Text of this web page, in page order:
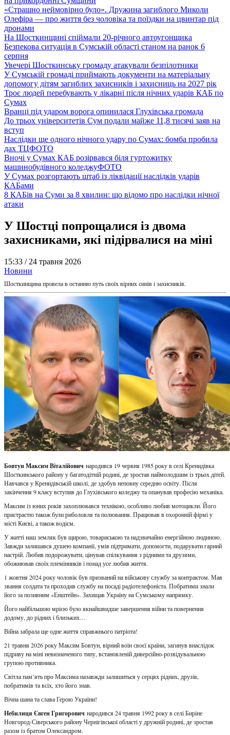
«Страшно неймовірно було». Дружина загиблого Миколи
Олефіра — про життя без чоловіка та поїздки на цвинтар під
дронами
На Шосткинщині спіймали 20-річного автоугонщика
Безпекова ситуація в Сумській області станом на ранок 6
серпня
Увечері Шосткинську громаду атакували безпілотники
У Сумській громаді приймають документи на матеріальну
допомогу дітям загиблих захисників і захисниць на 2027 рік
Троє людей перебувають у лікарні після нічних ударів КАБ по
Сумах
Вранці під ударом ворога опинилася Глухівська громада
До трьох університетів Сум подали майже 11,8 тисячі заяв на
вступ
Наслідки ще одного нічного удару по Сумах: бомба пробила
дах ТЦФОТО
Вночі у Сумах КАБ розірвався біля гуртожитку
машинобудівного коледжуФОТО
У Сумах розгортають штаб із ліквідації наслідків ударів
КАБами
8 КАБів на Суми за 8 хвилин: що відомо про наслідки нічної
атаки
У Шостці попрощалися із двома
захисниками, які підірвалися на міні
15:33 / 24 травня 2026
Новини
Шосткинщина провела в останню путь своїх вірних синів і захисників.
Бовтун Максим Віталійович народився 19 червня 1985 року в селі Кренидівка
Шосткинського району у багатодітній родині, де зростав наймолодшим із трьох дітей.
Навчався у Кренидівській школі, де здобув неповну середню освіту. Після
закінчення 9 класу вступив до Глухівського коледжу та опанував професію механіка.
Максим із юних років захоплювався технікою, особливо любив мотоцикли. Його
пристрастю також були риболовля та полювання. Працював в охоронній фірмі у
місті Києві, а також водієм.
У житті наш земляк був щирою, товариською та надзвичайно енергійною людиною.
Завжди залишався душею компанії, умів підтримати, допомогти, подарувати гарний
настрій. Любив подорожувати, цінував спілкування з рідними та друзями,
обожнював своїх племінників і понад усе любив життя.
1 жовтня 2024 року чоловік був призваний на військову службу за контрактом. Мав
звання солдата та проходив службу на посаді радіотелефоніста. Побратими знали
його за позивним «Енштейн». Захищав Україну на Сумському напрямку.
Його найбільшою мрією було якнайшвидше завершення війни та повернення
додому, до рідних і близьких…
Війна забрала ще одне життя справжнього патріота!
21 травня 2026 року Максим Бовтун, вірний воїн своєї країни, загинув внаслідок
підриву на міні невизначеного типу, встановленій диверсійно-розвідувальною
групою противника.
Світла пам’ять про Максима назавжди залишиться у серцях рідних, друзів,
побратимів та всіх, хто його знав.
Вічна шана та слава Герою України!
Небилиця Євген Григорович народився 24 травня 1992 року в селі Биріне
Новгород-Сіверського району Чернігівської області у дружній родині, де зростав
разом із братом Олександром.